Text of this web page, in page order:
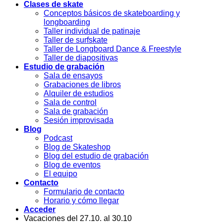
Clases de skate
Conceptos básicos de skateboarding y
longboarding
Taller individual de patinaje
Taller de surfskate
Taller de Longboard Dance & Freestyle
Taller de diapositivas
Estudio de grabación
Sala de ensayos
Grabaciones de libros
Alquiler de estudios
Sala de control
Sala de grabación
Sesión improvisada
Blog
Podcast
Blog de Skateshop
Blog del estudio de grabación
Blog de eventos
El equipo
Contacto
Formulario de contacto
Horario y cómo llegar
Acceder
Vacaciones del 27.10. al 30.10